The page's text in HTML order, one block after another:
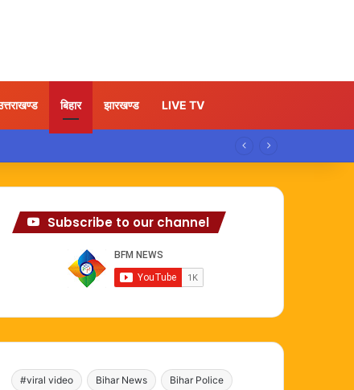
बिहार झारखण्ड LIVE TV
Subscribe to our channel
#viral video Bihar News Bihar Police